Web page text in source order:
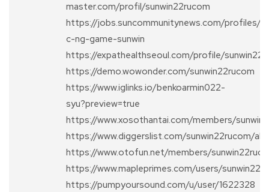
master.com/profil/sunwin22rucom
https://jobs.suncommunitynews.com/profiles/
c-ng-game-sunwin
https://expathealthseoul.com/profile/
https://demo.wowonder.com/sunwin22rucom
https://www.iglinks.io/benkoarmin022-
syu?preview=true
https://www.xosothantai.com/members/
https://www.diggerslist.com/sunwin22rucom/
https://www.otofun.net/members/
https://www.mapleprimes.com/users/
https://pumpyoursound.com/u/user/1622328